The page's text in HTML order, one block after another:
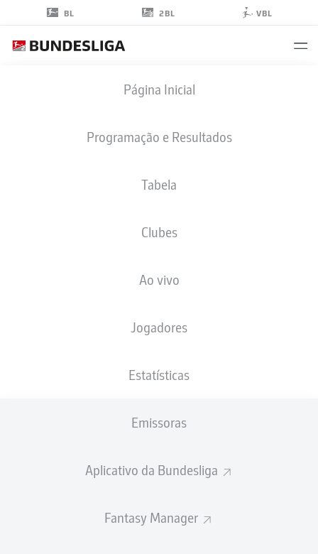
BL 2BL VBL
Página Inicial
Programação e Resultados
Tabela
Clubes
Ao vivo
Jogadores
Estatísticas
Emissoras
Aplicativo da Bundesliga
Fantasy Manager